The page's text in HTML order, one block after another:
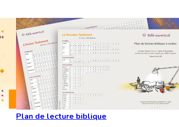
Plan de lecture biblique